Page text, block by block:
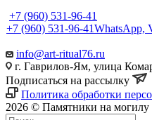
+7 (960) 531-96-41
+7 (960) 531-96-41WhatsApp,
info@art-ritual76.ru
г. Гаврилов-Ям, улица
Подписаться на рассылку
Политика обработки
2026 © Памятники на